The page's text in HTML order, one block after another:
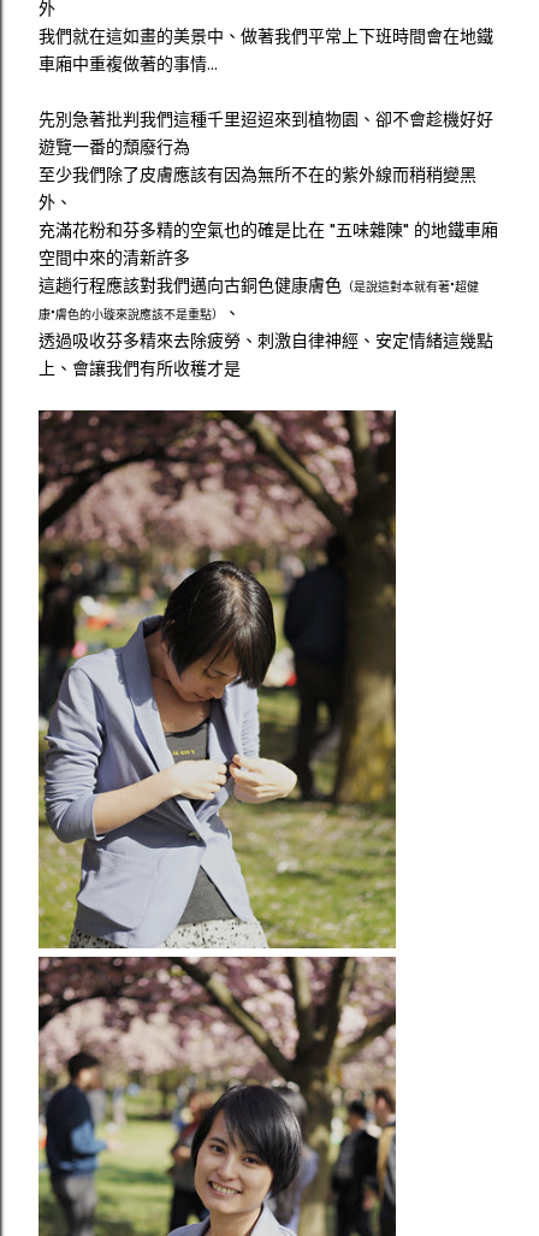
外
我們就在這如畫的美景中、做著我們平常上下班時間會在地鐵
車廂中重複做著的事情...
先別急著批判我們這種千里迢迢來到植物園、卻不會趁機好好
遊覽一番的頹廢行為
至少我們除了皮膚應該有因為無所不在的紫外線而稍稍變黑
外、
充滿花粉和芬多精的空氣也的確是比在 "五味雜陳" 的地鐵車廂
空間中來的清新許多
這趟行程應該對我們邁向古銅色健康膚色 （是說這對本就有著"超健
康"膚色的小璇來說應該不是重點）
、
透過吸收芬多精來去除疲勞、刺激自律神經、安定情緒這幾點
上、會讓我們有所收穫才是